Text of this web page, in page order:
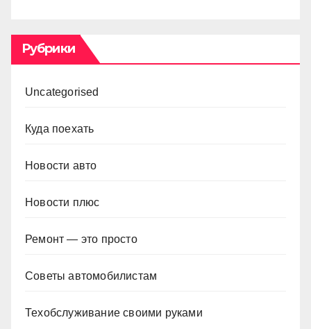
Рубрики
Uncategorised
Куда поехать
Новости авто
Новости плюс
Ремонт — это просто
Советы автомобилистам
Техобслуживание своими руками